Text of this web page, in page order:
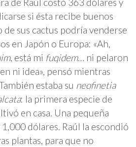
si ésta recibe buenos
de sus cactus podría venderse
en Japón o Europa: «Ah,
, está mi fuqidem… ni pelaron
ni idea», pensó mientras
estaba su neofinetia
: la primera especie de
en casa. Una pequeña
dólares. Raúl la escondió
plantas, para que no